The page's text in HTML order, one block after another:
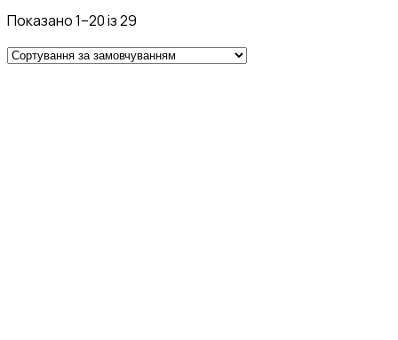
Показано 1–20 із 29